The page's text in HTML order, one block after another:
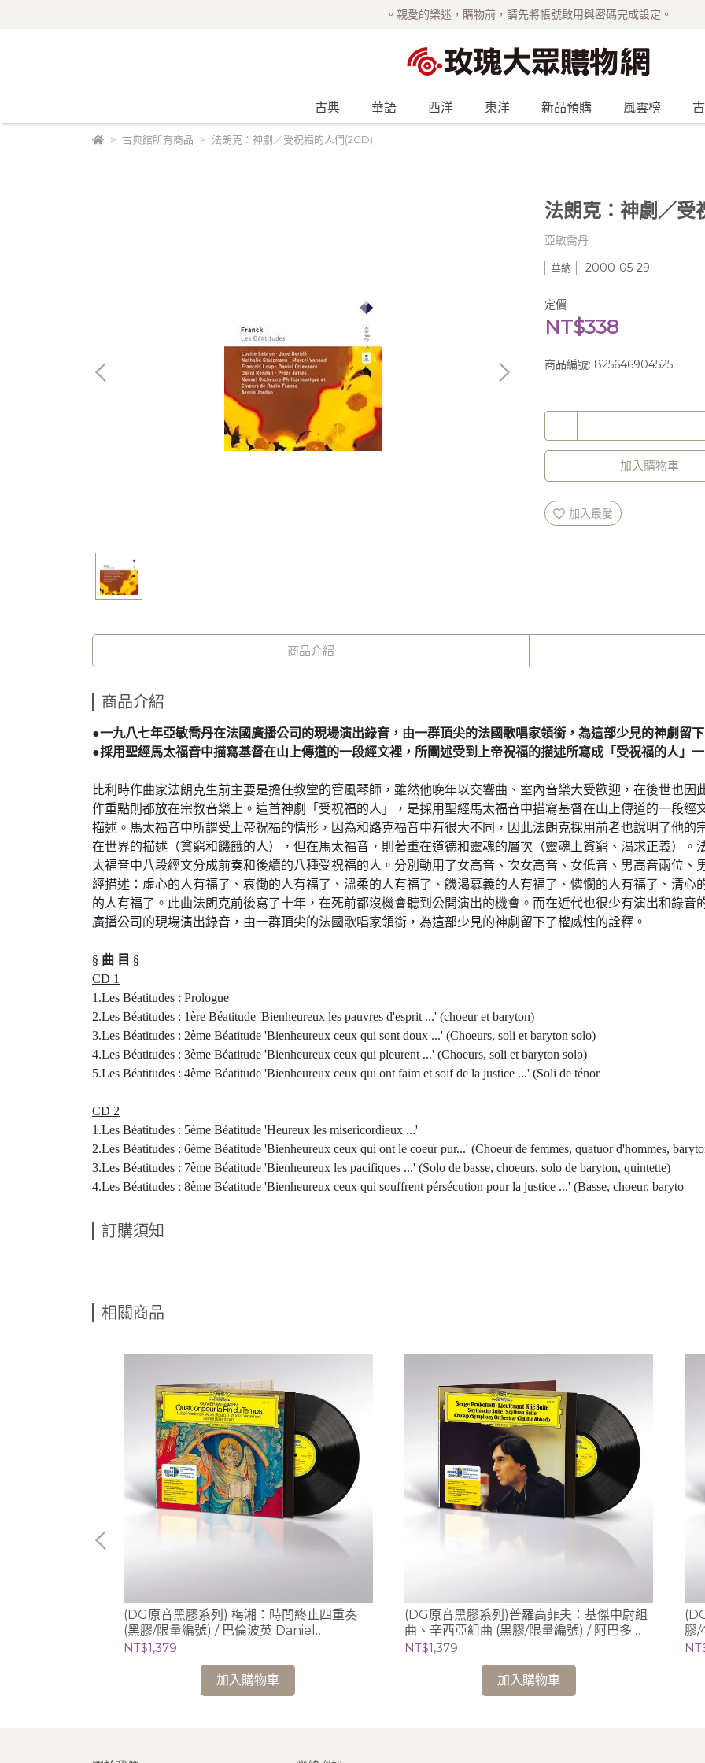
。親愛的樂迷，購物前，請先將帳號啟用與密碼完成設定。
古典 華語 西洋 東洋 新品預購 風雲榜
古典館所有商品 法朗克：神劇／受祝福的人們(2CD)
法朗克：神劇／受
亞敏喬丹
華納 2000-05-29
定價
NT$338
商品編號: 825646904525
加入購物車
加入最愛
商品介紹
商品介紹
●一九八七年亞敏喬丹在法國廣播公司的現場演出錄音，由一群頂尖的法國歌唱家領銜，為這部少見的神劇留
●採用聖經馬太福音中描寫基督在山上傳道的一段經文裡，所闡述受到上帝祝福的描述所寫成「受祝福的人」
比利時作曲家法朗克生前主要是擔任教堂的管風琴師，雖然他晚年以交響曲、室內音樂大受歡迎，在後世也
作重點則都放在宗教音樂上。這首神劇「受祝福的人」，是採用聖經馬太福音中描寫基督在山上傳道的一段經
描述。馬太福音中所謂受上帝祝福的情形，因為和路克福音中有很大不同，因此法朗克採用前者也說明了他的
在世界的描述（貧窮和饑餓的人），但在馬太福音，則著重在道德和靈魂的層次（靈魂上貧窮、渴求正義）。
太福音中八段經文分成前奏和後續的八種受祝福的人。分別動用了女高音、次女高音、女低音、男高音兩位
經描述：虛心的人有福了、哀慟的人有福了、溫柔的人有福了、饑渴慕義的人有福了、憐憫的人有福了、清心
的人有福了。此曲法朗克前後寫了十年，在死前都沒機會聽到公開演出的機會。而在近代也很少有演出和錄
廣播公司的現場演出錄音，由一群頂尖的法國歌唱家領銜，為這部少見的神劇留下了權威性的詮釋。
§ 曲 目 §
CD 1
1.Les Béatitudes : Prologue
2.Les Béatitudes : 1ère Béatitude 'Bienheureux les pauvres d'esprit ...' (choeur et baryton)
3.Les Béatitudes : 2ème Béatitude 'Bienheureux ceux qui sont doux ...' (Choeurs, soli et baryton solo)
4.Les Béatitudes : 3ème Béatitude 'Bienheureux ceux qui pleurent ...' (Choeurs, soli et baryton solo)
5.Les Béatitudes : 4ème Béatitude 'Bienheureux ceux qui ont faim et soif de la justice ...' (Soli de ténor
CD 2
1.Les Béatitudes : 5ème Béatitude 'Heureux les misericordieux ...'
2.Les Béatitudes : 6ème Béatitude 'Bienheureux ceux qui ont le coeur pur...' (Choeur de femmes, quatuor d'hommes,
3.Les Béatitudes : 7ème Béatitude 'Bienheureux les pacifiques ...' (Solo de basse, choeurs, solo de baryton, quintette)
4.Les Béatitudes : 8ème Béatitude 'Bienheureux ceux qui souffrent pérsécution pour la justice ...' (Basse, choeur, baryto
訂購須知
相關商品
(DG原音黑膠系列) 梅湘：時間終止四重奏
(黑膠/限量編號) / 巴倫波英 Daniel
Barenboim (鋼琴)
NT$1,379
加入購物車
(DG原音黑膠系列)普羅高菲夫：基傑中尉組
曲、辛西亞組曲 (黑膠/限量編號) / 阿巴多
Claudio Abbado (指揮) 芝加哥交響樂團
NT$1,379
加入購物車
膠/